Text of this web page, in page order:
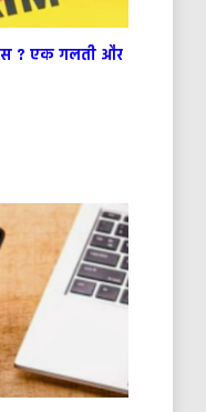
? एक गलती और